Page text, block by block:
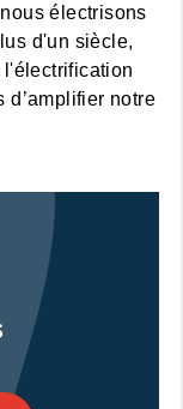
électrisons
d'un siècle,
d’amplifier notre